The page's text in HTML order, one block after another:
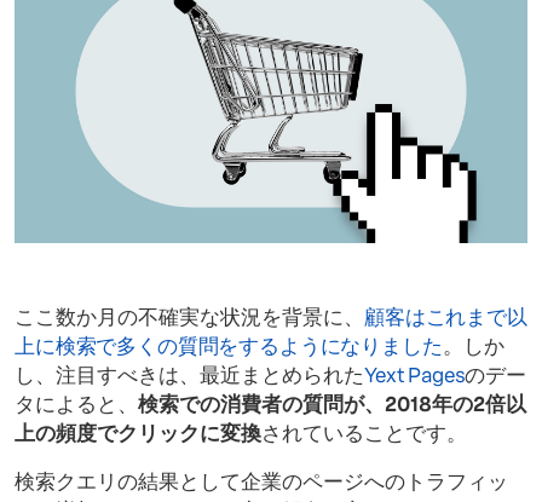
ここ数か月の不確実な状況を背景に、 顧客はこれまで以
上に検索で多くの質問をするようになりました。しか
し、注目すべきは、最近まとめられたYext Pagesのデー
タによると、 検索での消費者の質問が、2018年の2倍以
上の頻度でクリックに変換されていることです。
検索クエリの結果として企業のページへのトラフィッ